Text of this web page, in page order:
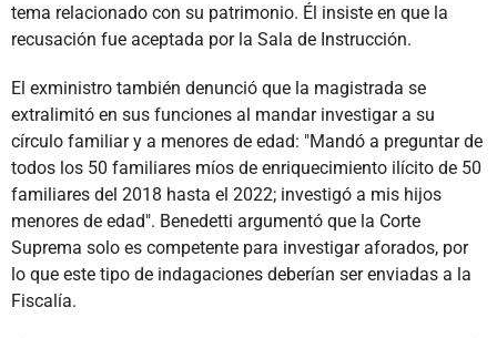
tema relacionado con su patrimonio. Él insiste en que la
recusación fue aceptada por la Sala de Instrucción.
El exministro también denunció que la magistrada se
extralimitó en sus funciones al mandar investigar a su
círculo familiar y a menores de edad: "Mandó a preguntar de
todos los 50 familiares míos de enriquecimiento ilícito de 50
familiares del 2018 hasta el 2022; investigó a mis hijos
menores de edad". Benedetti argumentó que la Corte
Suprema solo es competente para investigar aforados, por
lo que este tipo de indagaciones deberían ser enviadas a la
Fiscalía.